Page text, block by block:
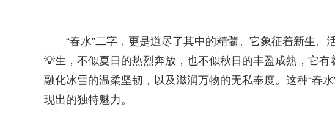
“春水”二字，更是道尽了其中的精髓。它象征着新生
💡生，不似夏日的热烈奔放，也不似秋日的丰盈成熟，它
融化冰雪的温柔坚韧，以及滋润万物的无私奉度。这种“春
现出的独特魅力。